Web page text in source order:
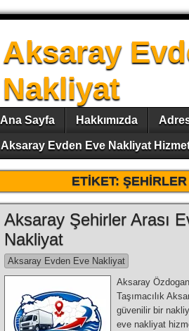
Aksaray
Nakliyat
Ana Sayfa Hakkımızda
Aksaray Evden Eve Nakliyat
ETIKET:
Aksaray Şehirler Arası
Nakliyat
Aksaray Evden Eve Nakliyat
Aksaray
Taşımacılık
güvenilir bir
eve nakliyat